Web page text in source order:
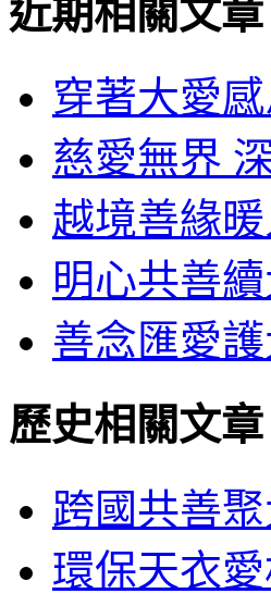
近期相關文章
穿著大愛
慈愛無界
越境善緣
明心共善
善念匯愛
歷史相關文章
跨國共善
環保天衣